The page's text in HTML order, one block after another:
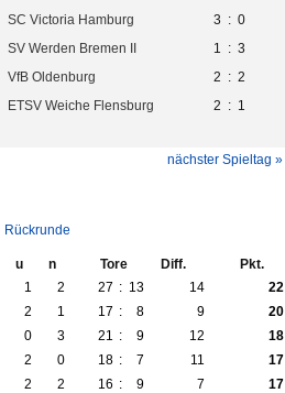
SC Victoria Hamburg 3 : 0
SV Werden Bremen II 1 : 3
VfB Oldenburg 2 : 2
ETSV Weiche Flensburg 2 : 1
nächster Spieltag »
Rückrunde
u n Tore Diff.
Pkt.
1 2 27 : 13 14
22
2 1 17 : 8 9
20
0 3 21 : 9 12
18
2 0 18 : 7 11
17
2 2 16 : 9 7
17